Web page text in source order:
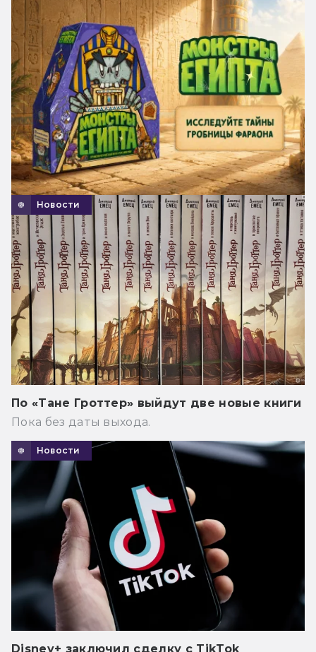
Новости
По «Тане Гроттер» выйдут две новые книги
Пока без даты выхода.
Новости
Disney+ заключил сделку с TikTok